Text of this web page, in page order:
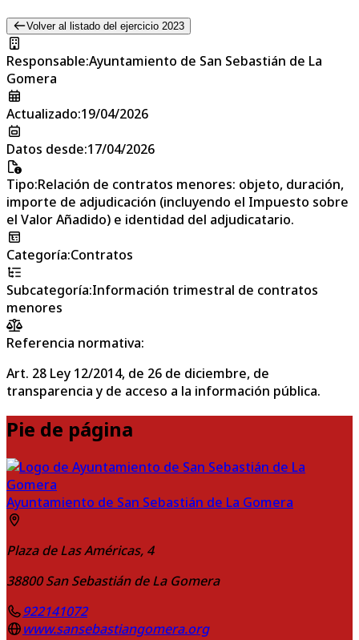
Volver al listado del ejercicio 2023
Responsable:Ayuntamiento de San Sebastián de La
Gomera
Actualizado:19/04/2026
Datos desde:17/04/2026
Tipo:Relación de contratos menores: objeto, duración,
importe de adjudicación (incluyendo el Impuesto sobre
el Valor Añadido) e identidad del adjudicatario.
Categoría:Contratos
Subcategoría:Información trimestral de contratos
menores
Referencia normativa:
Art. 28 Ley 12/2014, de 26 de diciembre, de
transparencia y de acceso a la información pública.
Pie de página
Ayuntamiento de San Sebastián de La Gomera
Plaza de Las Américas, 4
38800 San Sebastián de La Gomera
922141072
www.sansebastiangomera.org